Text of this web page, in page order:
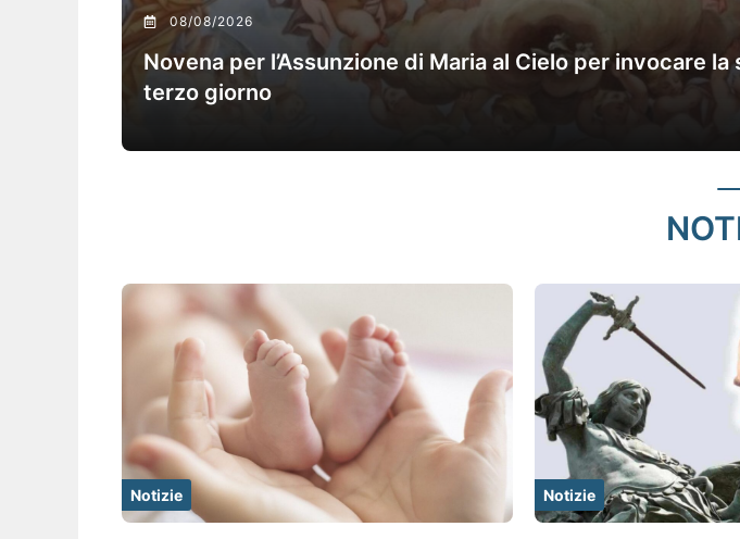
08/08/2026
Novena per l’Assunzione di Maria al Cielo per invocare la
terzo giorno
Notizie Notizie